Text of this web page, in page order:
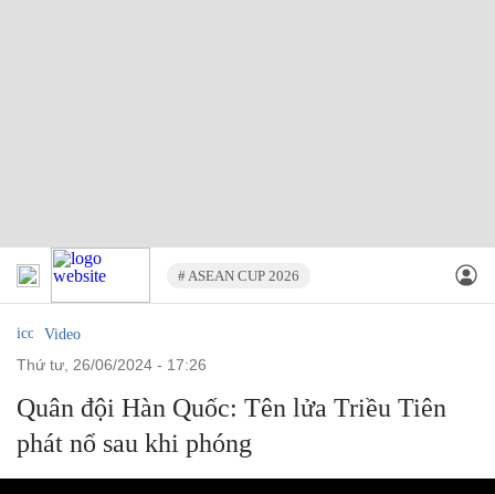
# ASEAN CUP 2026
Video
thứ tư, 26/06/2024 - 17:26
Quân đội Hàn Quốc: Tên lửa Triều Tiên
phát nổ sau khi phóng